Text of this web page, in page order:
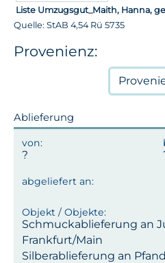
Liste Umzugsgut_Maith, Hanna,
Quelle: StAB 4,54 Rü 5735
Provenienz:
Ablieferung
Schmuckablieferung an
Frankfurt/Main
Silberablieferung an